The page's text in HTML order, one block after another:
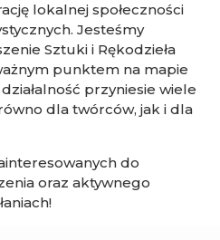
lokalnej społeczności
Jesteśmy
Sztuki i Rękodzieła
punktem na mapie
przyniesie wiele
dla twórców, jak i dla
do
oraz aktywnego